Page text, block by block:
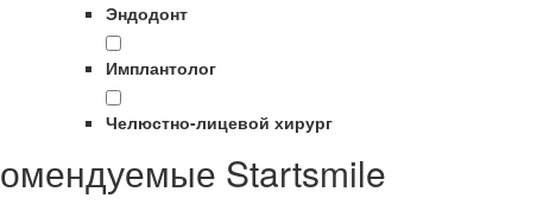
Эндодонт
Имплантолог
Челюстно-лицевой хирург
Startsmile